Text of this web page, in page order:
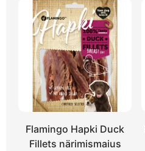
Flamingo Hapki Duck
Fillets närimismaius